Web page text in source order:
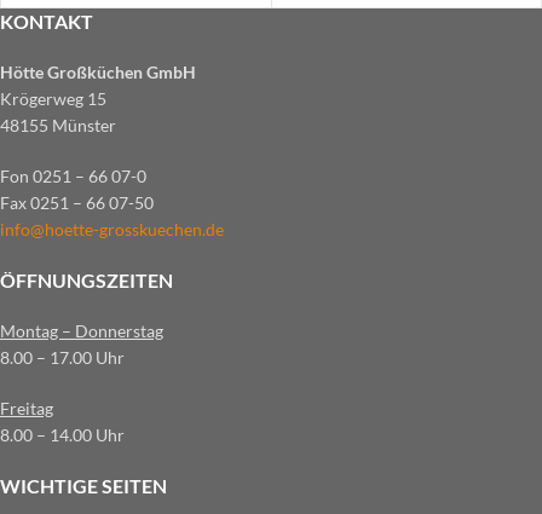
KONTAKT
Hötte Großküchen GmbH
Krögerweg 15
48155 Münster
Fon 0251 – 66 07-0
Fax 0251 – 66 07-50
info@hoette-grosskuechen.de
ÖFFNUNGSZEITEN
Montag – Donnerstag
8.00 – 17.00 Uhr
Freitag
8.00 – 14.00 Uhr
WICHTIGE SEITEN